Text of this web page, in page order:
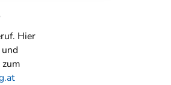
Hier